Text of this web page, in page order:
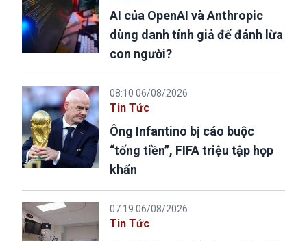
AI của OpenAI và Anthropic
dùng danh tính giả để đánh lừa
con người?
08:10 06/08/2026
Tin Tức
Ông Infantino bị cáo buộc
“tống tiền”, FIFA triệu tập họp
khẩn
07:19 06/08/2026
Tin Tức